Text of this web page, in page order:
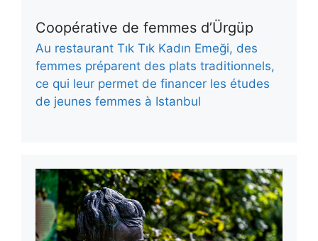
Coopérative de femmes d’Ürgüp
Au restaurant Tık Tık Kadın Emeği, des
femmes préparent des plats traditionnels,
ce qui leur permet de financer les études
de jeunes femmes à Istanbul